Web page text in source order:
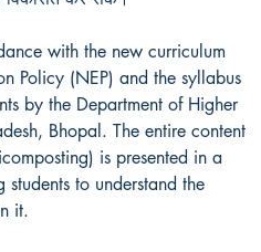
with the new curriculum
Policy (NEP) and the syllabus
by the Department of Higher
Bhopal. The entire content
is presented in a
to understand the
it.